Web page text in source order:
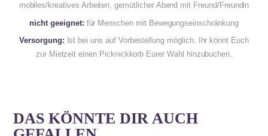
mobiles/kreatives Arbeiten, gemütlicher Abend mit Freund/Freundin
nicht geeignet: für Menschen mit Bewegungseinschränkung
Versorgung: Ist bei uns auf Vorbestellung möglich. Ihr könnt Euch
zur Mietzeit einen Picknickkorb Eurer Wahl hinzubuchen.
DAS KÖNNTE DIR AUCH